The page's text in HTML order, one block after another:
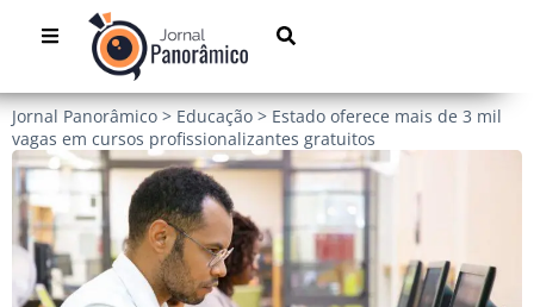
Jornal Panorâmico > Educação > Estado oferece mais de 3 mil
vagas em cursos profissionalizantes gratuitos